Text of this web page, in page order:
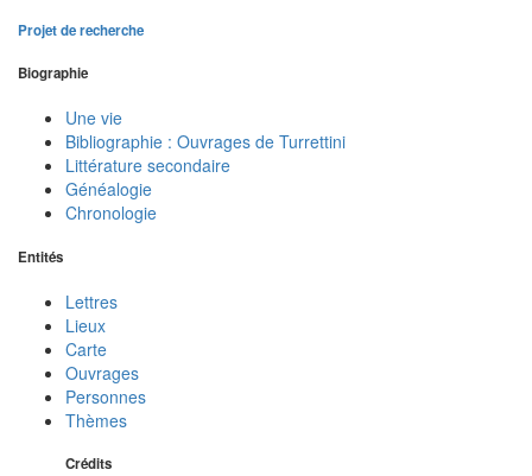
Projet de recherche
Biographie
Une vie
Bibliographie : Ouvrages de Turrettini
Littérature secondaire
Généalogie
Chronologie
Entités
Lettres
Lieux
Carte
Ouvrages
Personnes
Thèmes
Crédits